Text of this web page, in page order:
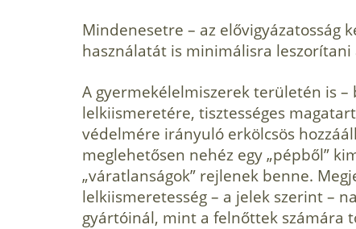
Mindenesetre – az elővigyázatosság
használatát is minimálisra
A gyermekélelmiszerek területén is
lelkiismeretére, tisztességes
védelmére irányuló erkölcsös
meglehetősen nehéz egy „pépből”
„váratlanságok” rejlenek ben­ne.
lelkiismeretesség – a jelek szerint –
gyártóinál, mint a fel­nőttek számára